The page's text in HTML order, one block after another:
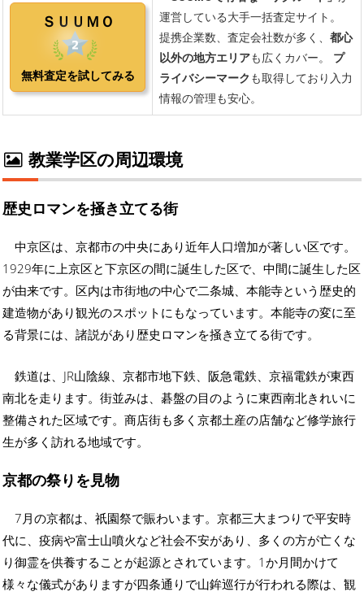
教業学区の周辺環境
歴史ロマンを掻き立てる街
中京区は、京都市の中央にあり近年人口増加が著しい区です。
1929年に上京区と下京区の間に誕生した区で、中間に誕生した区
が由来です。区内は市街地の中心で二条城、本能寺という歴史的
建造物があり観光のスポットにもなっています。本能寺の変に至
る背景には、諸説があり歴史ロマンを掻き立てる街です。
鉄道は、JR山陰線、京都市地下鉄、阪急電鉄、京福電鉄が東西
南北を走ります。街並みは、碁盤の目のように東西南北きれいに
整備された区域です。商店街も多く京都土産の店舗など修学旅行
生が多く訪れる地域です。
京都の祭りを見物
7月の京都は、祇園祭で賑わいます。京都三大まつりで平安時
代に、疫病や富士山噴火など社会不安があり、多くの方が亡くな
り御霊を供養することが起源とされています。1か月間かけて
様々な儀式がありますが四条通りで山鉾巡行が行われる際は、観